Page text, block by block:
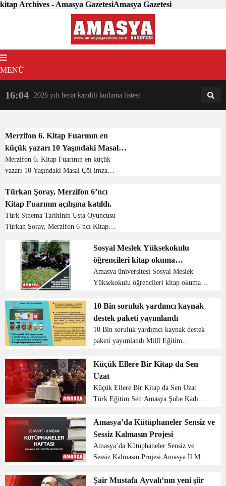
kitap Archives - Amasya GazetesiAmasya Gazetesi
MENÜ
16:04 2026 yılı berat kandili kutlama listesi 18:31
Merzifon 6. Kitap Fuarının en
küçük yazarı 10 Yaşındaki Masal
Çöl imza gününde hayranları ile
buluştu.
Merzifon 6. Kitap Fuarının en küçük
yazarı 10 Yaşındaki Masal Çöl imza
Merzifon Tarihi ile ilgili, Merzifon’u
anlatan bir kitap yazarak Merzifon 6.
Kitap Fuarına katıla...
Türkan Şoray, Merzifon 6’ncı
Kitap Fuarının açılışına katıldı.
Türk Sinema Tarihinin Usta Oyuncusu
Türkan Şoray, Merzifon 6’ncı Kitap
“Sultan” lakaplı en değerli oyuncusu
olan Türkan Şoray, Merzifon’da
kitapseve...
Sosyal Meslek Yüksekokulu
öğrencileri kitap okuma
etkinliğinde bir araya geldi
Amasya üniversitesi Sosyal Meslek
Yüksekokulu öğrencileri kitap okuma
Müdür Yardımcısı Öğr. Gör. Erol
Dönek’in koordinatörlüğünde olan
Pazarlama ve Reklamcılık...
10 Bin soruluk yardımcı kaynak
destek paketi yayımlandı
10 Bin soruluk yardımcı kaynak destek
paketi yayımlandı Millî Eğitim
her ay hazırlanan yardımcı kaynak
destek paketini öğrenci ve öğretmenlere
sunmayı sürdürüyor. ...
Küçük Ellere Bir Kitap da Sen
Uzat
Küçük Ellere Bir Kitap da Sen Uzat
Türk Eğitim Sen Amasya Şube Kadın
da Sen Uzat” sloganıyla başlatılan
kampanyaya kadın eğitim çalışanları
destek oldu...
Amasya’da Kütüphaneler Sensiz ve
Sessiz Kalmasın Projesi
Amasya’da Kütüphaneler Sensiz ve
Sessiz Kalmasın Projesi Amasya İl Milli
olduğu ‘KÜTÜPHANELER SENSİZ
Şair Mustafa Ayvalı’nın yeni şiir